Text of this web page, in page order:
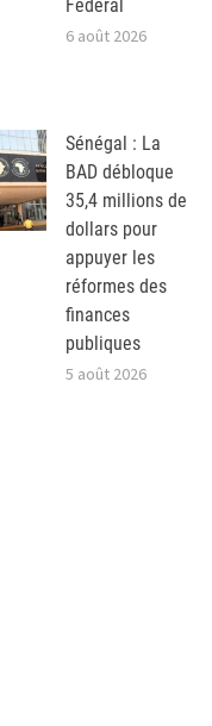
Fédéral
6 août 2026
Sénégal : La
BAD débloque
35,4 millions de
dollars pour
appuyer les
réformes des
finances
publiques
5 août 2026